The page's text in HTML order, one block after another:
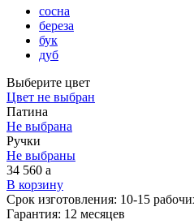
сосна
береза
бук
дуб
Выберите цвет
Цвет не выбран
Патина
Не выбрана
Ручки
Не выбраны
34 560 a
В корзину
Срок изготовления: 10-15
Гарантия: 12 месяцев